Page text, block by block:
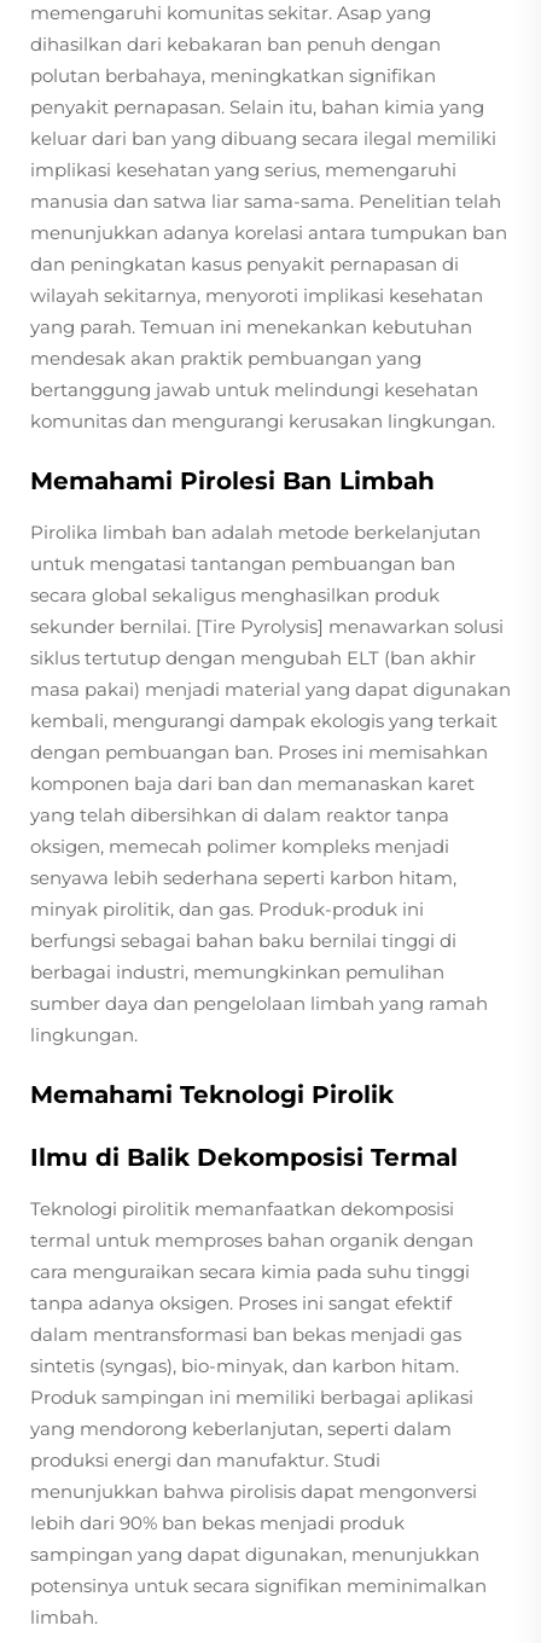
memengaruhi komunitas sekitar. Asap yang
dihasilkan dari kebakaran ban penuh dengan
polutan berbahaya, meningkatkan signifikan
penyakit pernapasan. Selain itu, bahan kimia yang
keluar dari ban yang dibuang secara ilegal memiliki
implikasi kesehatan yang serius, memengaruhi
manusia dan satwa liar sama-sama. Penelitian telah
menunjukkan adanya korelasi antara tumpukan ban
dan peningkatan kasus penyakit pernapasan di
wilayah sekitarnya, menyoroti implikasi kesehatan
yang parah. Temuan ini menekankan kebutuhan
mendesak akan praktik pembuangan yang
bertanggung jawab untuk melindungi kesehatan
komunitas dan mengurangi kerusakan lingkungan.
Memahami Pirolesi Ban Limbah
Pirolika limbah ban adalah metode berkelanjutan
untuk mengatasi tantangan pembuangan ban
secara global sekaligus menghasilkan produk
sekunder bernilai. [Tire Pyrolysis] menawarkan solusi
siklus tertutup dengan mengubah ELT (ban akhir
masa pakai) menjadi material yang dapat digunakan
kembali, mengurangi dampak ekologis yang terkait
dengan pembuangan ban. Proses ini memisahkan
komponen baja dari ban dan memanaskan karet
yang telah dibersihkan di dalam reaktor tanpa
oksigen, memecah polimer kompleks menjadi
senyawa lebih sederhana seperti karbon hitam,
minyak pirolitik, dan gas. Produk-produk ini
berfungsi sebagai bahan baku bernilai tinggi di
berbagai industri, memungkinkan pemulihan
sumber daya dan pengelolaan limbah yang ramah
lingkungan.
Memahami Teknologi Pirolik
Ilmu di Balik Dekomposisi Termal
Teknologi pirolitik memanfaatkan dekomposisi
termal untuk memproses bahan organik dengan
cara menguraikan secara kimia pada suhu tinggi
tanpa adanya oksigen. Proses ini sangat efektif
dalam mentransformasi ban bekas menjadi gas
sintetis (syngas), bio-minyak, dan karbon hitam.
Produk sampingan ini memiliki berbagai aplikasi
yang mendorong keberlanjutan, seperti dalam
produksi energi dan manufaktur. Studi
menunjukkan bahwa pirolisis dapat mengonversi
lebih dari 90% ban bekas menjadi produk
sampingan yang dapat digunakan, menunjukkan
potensinya untuk secara signifikan meminimalkan
limbah.